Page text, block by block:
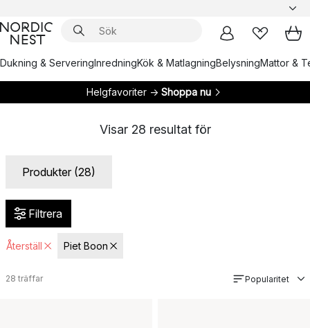
Dukning & ServeringInredningKök & MatlagningBelysningMattor &
Helgfavoriter → Shoppa nu
Visar 28 resultat för
Produkter (28)
Filtrera
Återställ Piet Boon
28 träffar Popularitet